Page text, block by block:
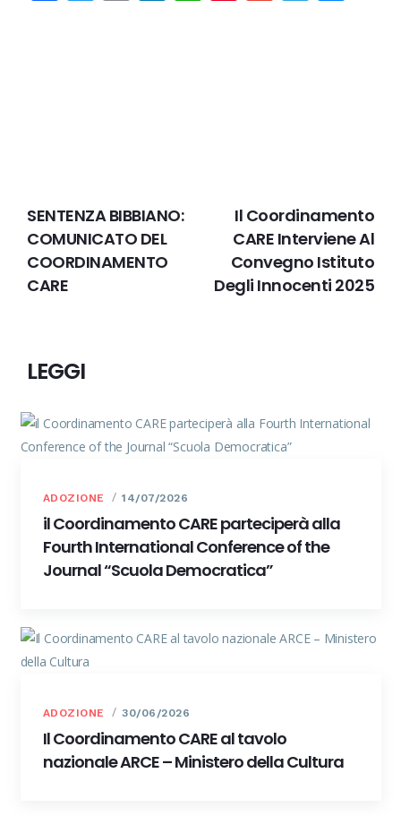
SENTENZA BIBBIANO:
COMUNICATO DEL
COORDINAMENTO
CARE
Il Coordinamento
CARE Interviene Al
Convegno Istituto
Degli Innocenti 2025
LEGGI
ADOZIONE 14/07/2026
il Coordinamento CARE parteciperà alla
Fourth International Conference of the
Journal “Scuola Democratica”
ADOZIONE 30/06/2026
Il Coordinamento CARE al tavolo
nazionale ARCE – Ministero della Cultura